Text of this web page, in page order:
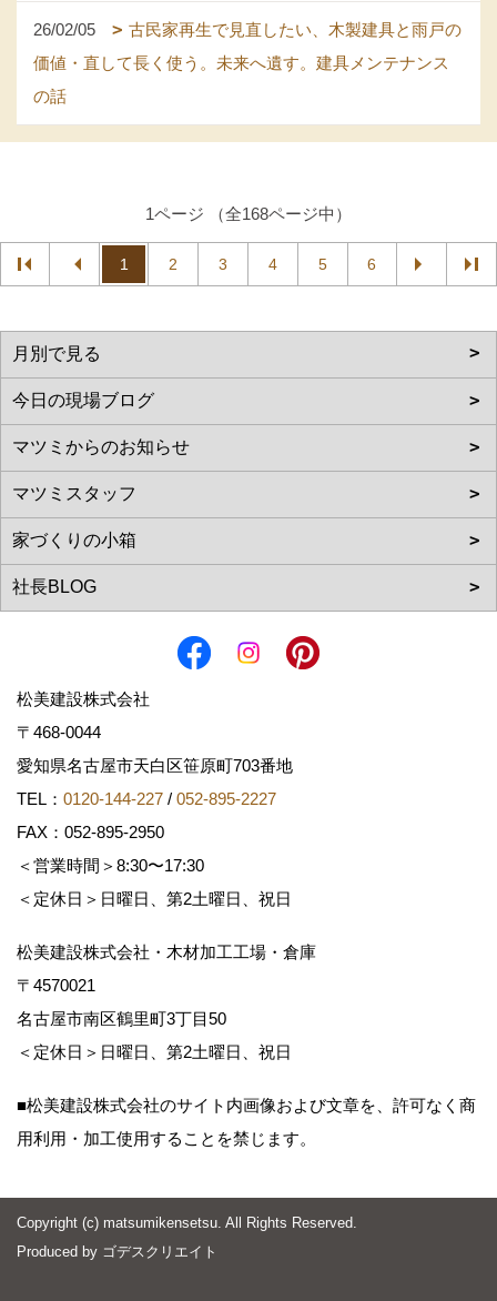
26/02/05
古民家再生で見直したい、木製建具と雨戸の
価値・直して長く使う。未来へ遺す。建具メンテナンス
の話
1ページ （全168ページ中）
1 2 3 4 5 6
松美建設株式会社
〒468-0044
愛知県名古屋市天白区笹原町703番地
TEL： 0120-144-227 / 052-895-2227
FAX：052-895-2950
＜営業時間＞8:30〜17:30
＜定休日＞日曜日、第2土曜日、祝日
松美建設株式会社・木材加工工場・倉庫
〒4570021
名古屋市南区鶴里町3丁目50
＜定休日＞日曜日、第2土曜日、祝日
■松美建設株式会社のサイト内画像および文章を、許可なく商
用利用・加工使用することを禁じます。
Copyright (c) matsumikensetsu. All Rights Reserved.
Produced by ゴデスクリエイト